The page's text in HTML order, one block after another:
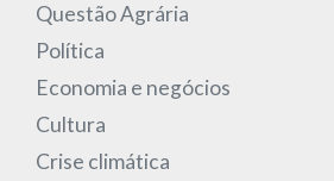
Questão Agrária
Política
Economia e negócios
Cultura
Crise climática